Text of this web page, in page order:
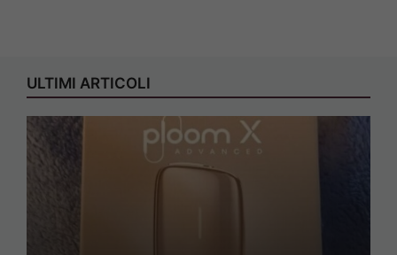
ULTIMI ARTICOLI